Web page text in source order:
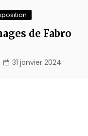
de Fabro
31 janvier 2024